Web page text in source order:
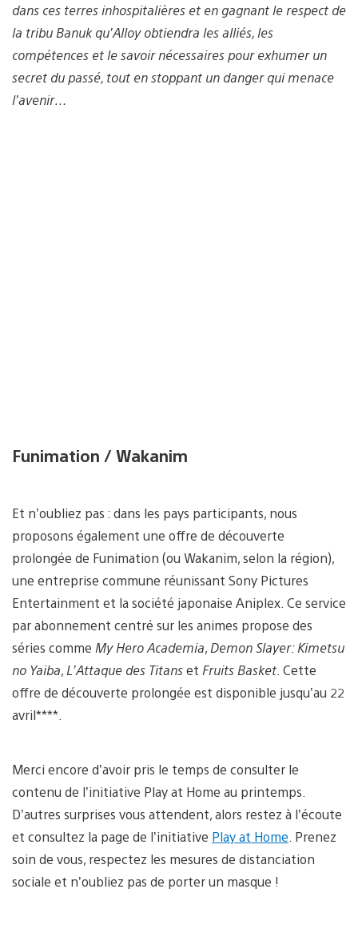
dans ces terres inhospitalières et en gagnant le respect de
la tribu Banuk qu’Alloy obtiendra les alliés, les
compétences et le savoir nécessaires pour exhumer un
secret du passé, tout en stoppant un danger qui menace
l’avenir…
Funimation / Wakanim
Et n’oubliez pas : dans les pays participants, nous
proposons également une offre de découverte
prolongée de Funimation (ou Wakanim, selon la région),
une entreprise commune réunissant Sony Pictures
Entertainment et la société japonaise Aniplex. Ce service
par abonnement centré sur les animes propose des
séries comme My Hero Academia, Demon Slayer: Kimetsu
no Yaiba, L’Attaque des Titanset Fruits Basket . Cette
offre de découverte prolongée est disponible jusqu’au 22
avril****.
Merci encore d’avoir pris le temps de consulter le
contenu de l’initiative Play at Home au printemps.
D’autres surprises vous attendent, alors restez à l’écoute
et consultez la page de l’initiative Play at Home . Prenez
soin de vous, respectez les mesures de distanciation
sociale et n’oubliez pas de porter un masque !